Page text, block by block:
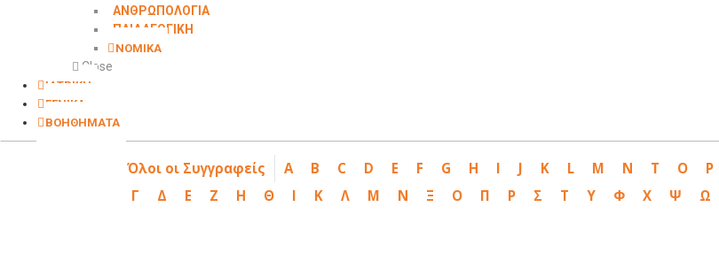
ΑΝΘΡΩΠΟΛΟΓΙΑ
ΠΑΙΔΑΓΩΓΙΚΗ
ΝΟΜΙΚΑ
Close
ΙΑΤΡΙΚΗ
ΓΕΝΙΚΑ
ΒΟΗΘΗΜΑΤΑ
Όλοι οι Συγγραφείς A B C D E F G H I J K L M N T O P
Γ
Δ Ε Ζ Η Θ Ι Κ Λ Μ Ν Ξ Ο Π Ρ Σ Τ Υ Φ Χ Ψ Ω